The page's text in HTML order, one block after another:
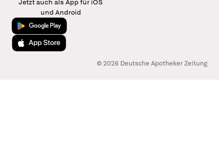
Jetzt auch als App für iOS
und Android
Jetzt bei Google Play
Laden im App Store
© 2026 Deutsche Apotheker Zeitung